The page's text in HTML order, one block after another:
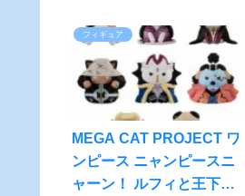
フィギュア
MEGA CAT PROJECT ワ
ンピース ニャンピースニ
ャーン！ ルフィと王下七